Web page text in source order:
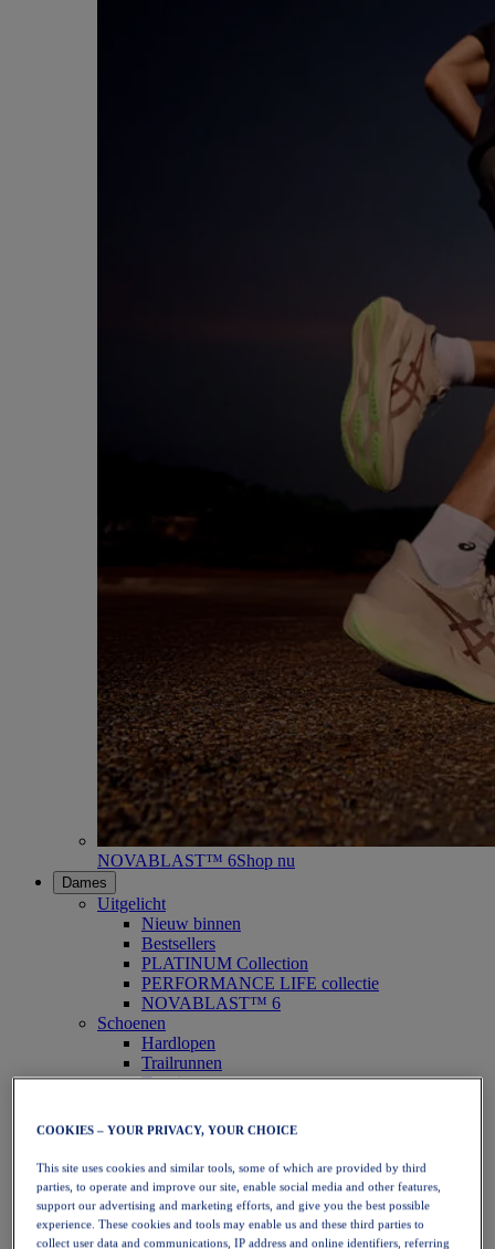
NOVABLAST™ 6Shop nu
Dames
Uitgelicht
Nieuw binnen
Bestsellers
PLATINUM Collection
PERFORMANCE LIFE collectie
NOVABLAST™ 6
Schoenen
Hardlopen
Trailrunnen
Tennis
Handbal
Netbal
SportStyle
Bovenkleding
Sport-bh's
Tanktops
COOKIES – YOUR PRIVACY, YOUR CHOICE
This site uses cookies and similar tools, some of which are provided by third
parties, to operate and improve our site, enable social media and other features,
support our advertising and marketing efforts, and give you the best possible
experience. These cookies and tools may enable us and these third parties to
collect user data and communications, IP address and online identifiers, referring